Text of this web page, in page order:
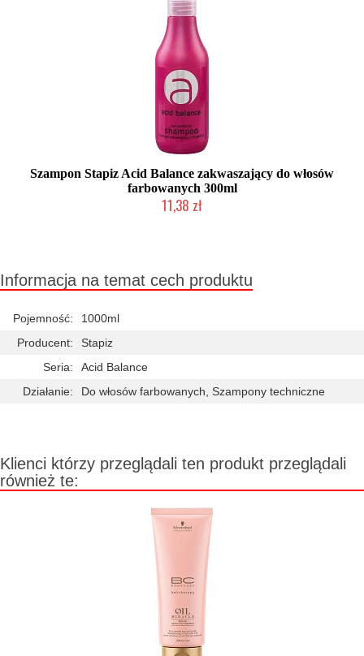
Szampon Stapiz Acid Balance zakwaszający do włosów
farbowanych 300ml
11,38 zł
Informacja na temat cech produktu
Pojemność:
1000ml
Producent:
Stapiz
Seria:
Acid Balance
Działanie:
Do włosów farbowanych, Szampony techniczne
Klienci którzy przeglądali ten produkt przeglądali
również te: